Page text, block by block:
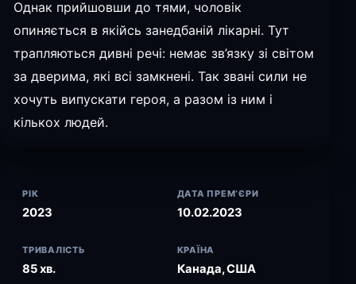
Однак прийшовши до тями, чоловік
опиняється в якійсь занедбаній лікарні. Тут
трапляються дивні речі: немає зв’язку зі світом
за дверима, які всі замкнені. Так звані сили не
хочуть випускати героя, а разом із ним і
кількох людей.
РІК
2023
ДАТА ПРЕМ’ЄРИ
10.02.2023
ТРИВАЛІСТЬ
85 хв.
КРАЇНА
Канада, США